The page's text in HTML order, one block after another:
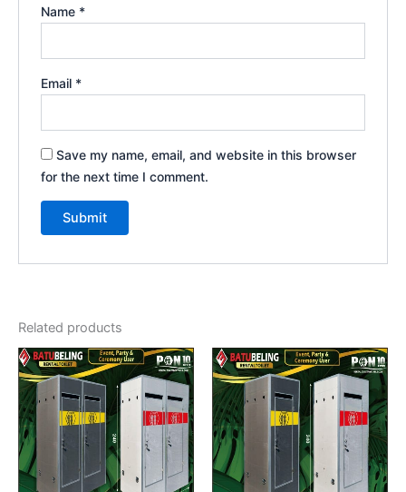
Name *
Email *
Save my name, email, and website in this browser
for the next time I comment.
Related products